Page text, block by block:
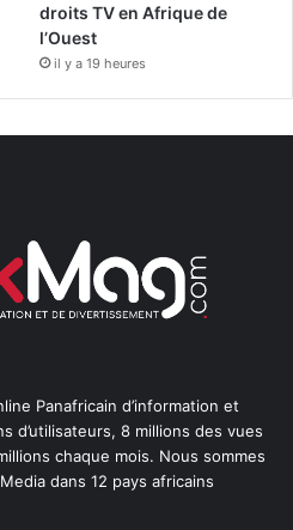
droits TV en Afrique de
l’Ouest
il y a 19 heures
Panafricain d’information et
d’utilisateurs, 8 millions des vues
chaque mois. Nous sommes
dans 12 pays africains